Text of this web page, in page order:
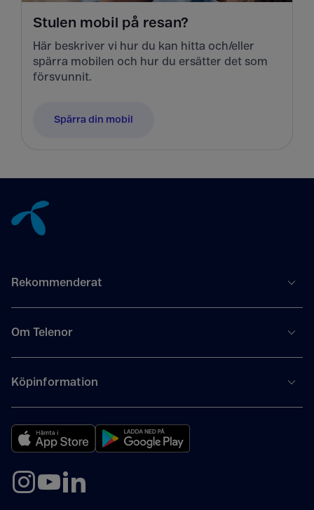
Stulen mobil på resan?
Här beskriver vi hur du kan hitta och/eller
spärra mobilen och hur du ersätter det som
försvunnit.
Spärra din mobil
Rekommenderat
Om Telenor
Köpinformation